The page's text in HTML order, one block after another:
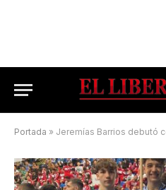
Portada » Jeremías Barrios debutó